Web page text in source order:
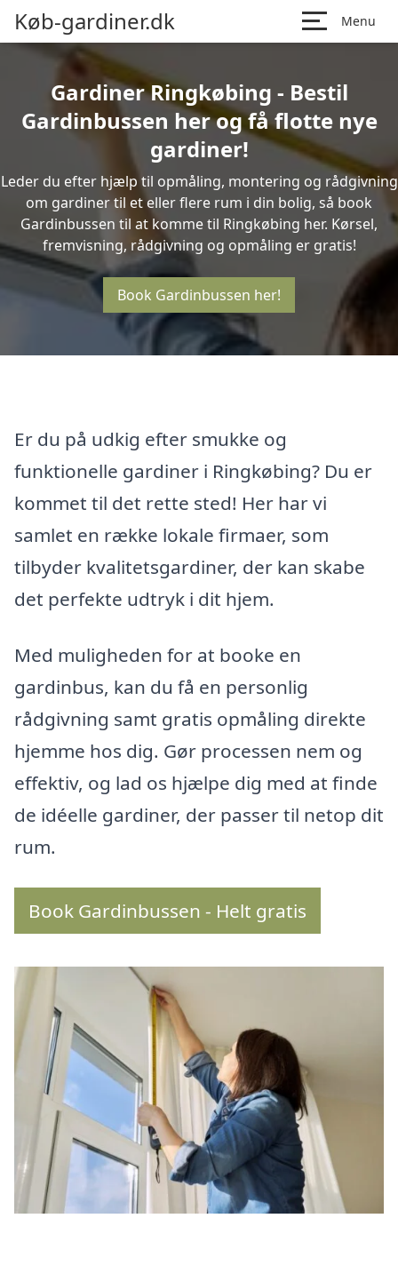
Køb-gardiner.dk Menu
Gardiner Ringkøbing - Bestil
Gardinbussen her og få flotte nye
gardiner!
Leder du efter hjælp til opmåling, montering og rådgivning
om gardiner til et eller flere rum i din bolig, så book
Gardinbussen til at komme til Ringkøbing her. Kørsel,
fremvisning, rådgivning og opmåling er gratis!
Book Gardinbussen her!
Er du på udkig efter smukke og
funktionelle gardiner i Ringkøbing? Du er
kommet til det rette sted! Her har vi
samlet en række lokale firmaer, som
tilbyder kvalitetsgardiner, der kan skabe
det perfekte udtryk i dit hjem.
Med muligheden for at booke en
gardinbus, kan du få en personlig
rådgivning samt gratis opmåling direkte
hjemme hos dig. Gør processen nem og
effektiv, og lad os hjælpe dig med at finde
de idéelle gardiner, der passer til netop dit
rum.
Book Gardinbussen - Helt gratis